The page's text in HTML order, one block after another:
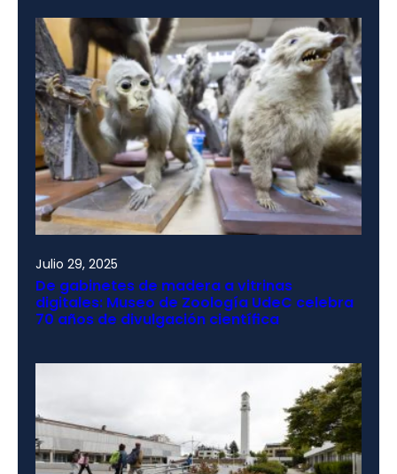
Julio 29, 2025
De gabinetes de madera a vitrinas
digitales: Museo de Zoología UdeC celebra
70 años de divulgación científica